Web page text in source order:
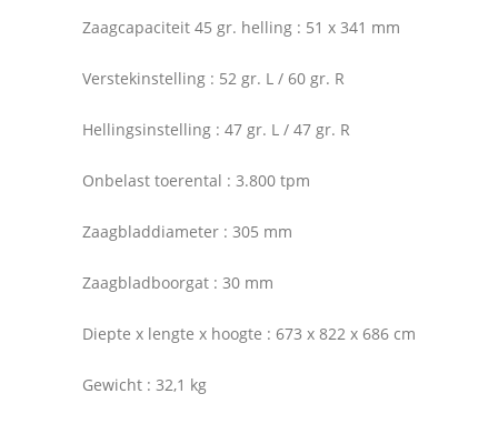
Zaagcapaciteit 45 gr. helling : 51 x 341 mm
Verstekinstelling : 52 gr. L / 60 gr. R
Hellingsinstelling : 47 gr. L / 47 gr. R
Onbelast toerental : 3.800 tpm
Zaagbladdiameter : 305 mm
Zaagbladboorgat : 30 mm
Diepte x lengte x hoogte : 673 x 822 x 686 cm
Gewicht : 32,1 kg